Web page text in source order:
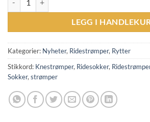
LEGG I
Kategorier: Nyheter, Ridestrømper, Rytter
Stikkord: Knestrømper, Ridesokker,
Sokker, strømper